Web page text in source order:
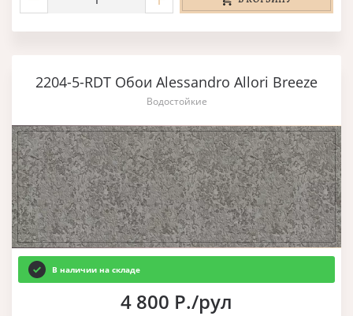
2204-5-RDT Обои Alessandro Allori Breeze
Водостойкие
В наличии на складе
4 800 Р./рул